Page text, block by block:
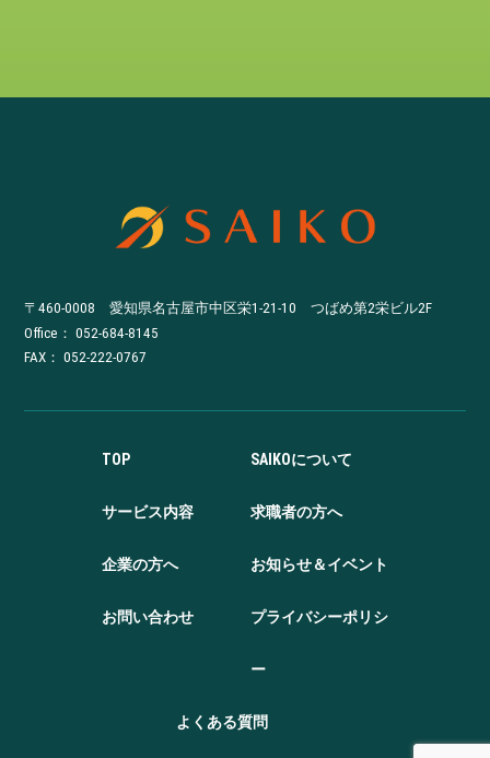
〒460-0008 愛知県名古屋市中区栄1-21-10 つばめ第2栄ビル2F
Office：052-684-8145
FAX： 052-222-0767
TOP SAIKOについて
サービス内容 求職者の方へ
企業の方へ お知らせ＆イベント
お問い合わせ プライバシーポリシ
ー
よくある質問